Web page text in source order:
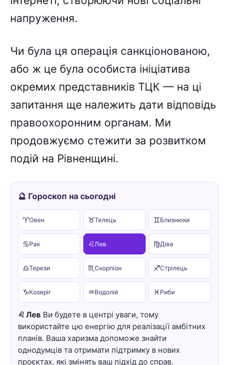
напруження.
Чи була ця операція санкціонованою,
або ж це була особиста ініціатива
окремих представників ТЦК — на ці
запитання ще належить дати відповідь
правоохоронним органам. Ми
продовжуємо стежити за розвитком
подій на Рівненщині.
🔮 Гороскоп на сьогодні
♈Овен ♉Телець ♊Близнюки
♋Рак ♌ Лев ♍Діва
♎Терези ♏Скорпіон ♐Стрілець
♑Козеріг ♒Водолій ♓ Риби
♌ Лев Ви будете в центрі уваги, тому
використайте цю енергію для реалізації амбітних
планів. Ваша харизма допоможе знайти
однодумців та отримати підтримку в нових
проєктах, які змінять ваш підхід до справ.